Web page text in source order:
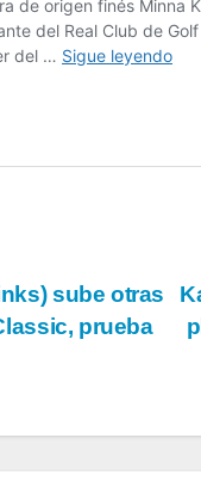
sube otras
prueba